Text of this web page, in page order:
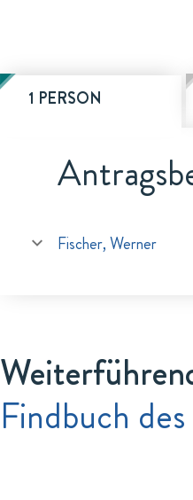
1 PERSON
Fischer, Werner
Findbuch